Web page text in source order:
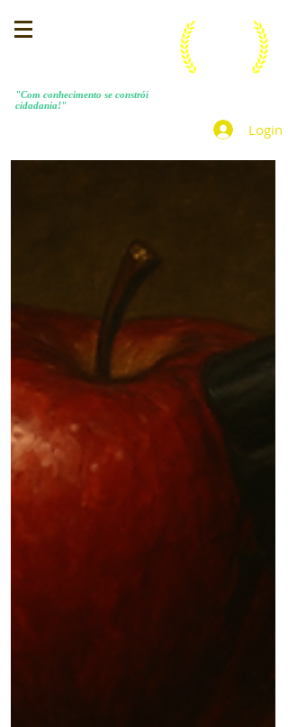
"Com conhecimento se constrói
cidadania!"
Login